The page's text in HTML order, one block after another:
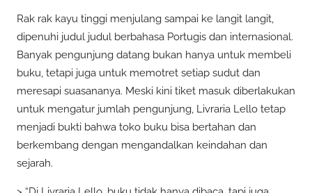
Rak rak kayu tinggi menjulang sampai ke langit langit,
dipenuhi judul judul berbahasa Portugis dan internasional.
Banyak pengunjung datang bukan hanya untuk membeli
buku, tetapi juga untuk memotret setiap sudut dan
meresapi suasananya. Meski kini tiket masuk diberlakukan
untuk mengatur jumlah pengunjung, Livraria Lello tetap
menjadi bukti bahwa toko buku bisa bertahan dan
berkembang dengan mengandalkan keindahan dan
sejarah.